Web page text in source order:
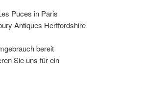
Puces in Paris
Antiques Hertfordshire
bereit
Sie uns für ein